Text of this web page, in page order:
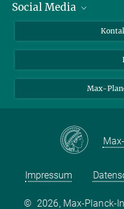
Pressebereich
Stellenangebote
Social Media
X
LinkedIn
Max-
Impressum
© 2026, Max-Planck-